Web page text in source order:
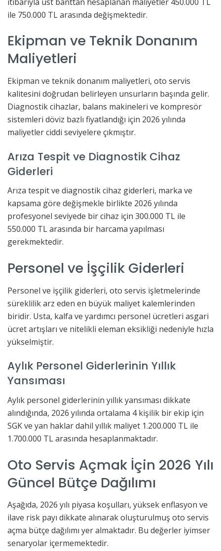
ile 750.000 TL arasında değişmektedir.
Ekipman ve Teknik Donanım
Maliyetleri
Ekipman ve teknik donanım maliyetleri, oto servis
kalitesini doğrudan belirleyen unsurların başında gelir.
Diagnostik cihazlar, balans makineleri ve kompresör
sistemleri döviz bazlı fiyatlandığı için 2026 yılında
maliyetler ciddi seviyelere çıkmıştır.
Arıza Tespit ve Diagnostik Cihaz
Giderleri
Arıza tespit ve diagnostik cihaz giderleri, marka ve
kapsama göre değişmekle birlikte 2026 yılında
profesyonel seviyede bir cihaz için 300.000 TL ile
550.000 TL arasında bir harcama yapılması
gerekmektedir.
Personel ve İşçilik Giderleri
Personel ve işçilik giderleri, oto servis işletmelerinde
süreklilik arz eden en büyük maliyet kalemlerinden
biridir. Usta, kalfa ve yardımcı personel ücretleri asgari
ücret artışları ve nitelikli eleman eksikliği nedeniyle hızla
yükselmiştir.
Aylık Personel Giderlerinin Yıllık
Yansıması
Aylık personel giderlerinin yıllık yansıması dikkate
alındığında, 2026 yılında ortalama 4 kişilik bir ekip için
SGK ve yan haklar dahil yıllık maliyet 1.200.000 TL ile
1.700.000 TL arasında hesaplanmaktadır.
Oto Servis Açmak İçin 2026 Yılı
Güncel Bütçe Dağılımı
Aşağıda, 2026 yılı piyasa koşulları, yüksek enflasyon ve
ilave risk payı dikkate alınarak oluşturulmuş oto servis
açma bütçe dağılımı yer almaktadır. Bu değerler iyimser
senaryolar içermemektedir.